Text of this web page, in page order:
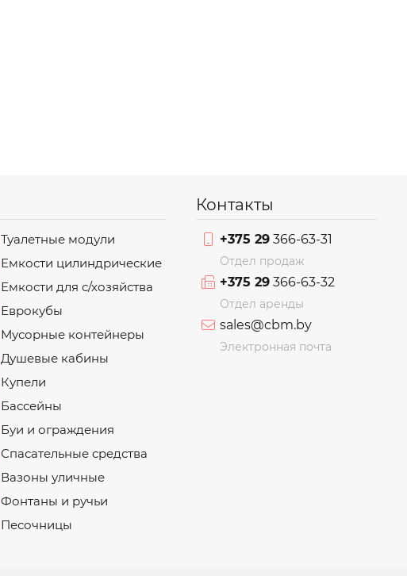
Туалетные модули
Емкости цилиндрические
Емкости для с/хозяйства
Еврокубы
Мусорные контейнеры
Душевые кабины
Купели
Бассейны
Буи и ограждения
Спасательные средства
Вазоны уличные
Фонтаны и ручьи
Песочницы
Контакты
+375 29 366-63-31
Отдел продаж
+375 29 366-63-32
Отдел аренды
sales@cbm.by
Электронная почта